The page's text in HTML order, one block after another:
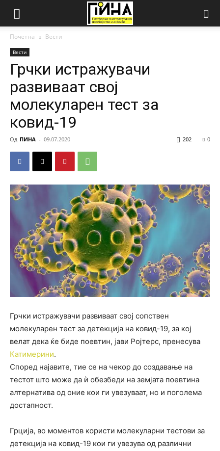
Почетна Вести
Вести
Грчки истражувачи
развиваат свој
молекуларен тест за
ковид-19
Од ПИНА - 09.07.2020 0
202
Грчки истражувачи развиваат свој сопствен
молекуларен тест за детекција на ковид-19, за кој
велат дека ќе биде поевтин, јави Ројтерс, пренесува
Катимерини.
Според најавите, тие се на чекор до создавање на
тестот што може да ѝ обезбеди на земјата поевтина
алтернатива од оние кои ги увезуваат, но и поголема
достапност.
Грција, во моментов користи молекуларни тестови за
детекција на ковид-19 кои ги увезува од различни